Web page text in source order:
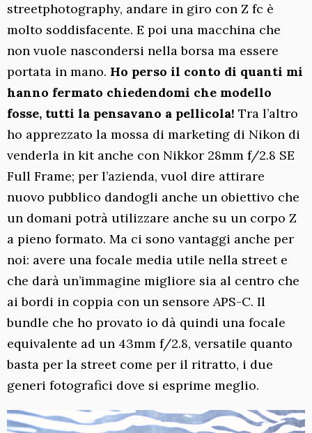
streetphotography, andare in giro con Z fc è
molto soddisfacente. E poi una macchina che
non vuole nascondersi nella borsa ma essere
portata in mano. Ho perso il conto di quanti mi
hanno fermato chiedendomi che modello
fosse, tutti la pensavano a pellicola! Tra l’altro
ho apprezzato la mossa di marketing di Nikon di
venderla in kit anche con Nikkor 28mm f/2.8 SE
Full Frame; per l’azienda, vuol dire attirare
nuovo pubblico dandogli anche un obiettivo che
un domani potrà utilizzare anche su un corpo Z
a pieno formato. Ma ci sono vantaggi anche per
noi: avere una focale media utile nella street e
che darà un’immagine migliore sia al centro che
ai bordi in coppia con un sensore APS-C. Il
bundle che ho provato io dà quindi una focale
equivalente ad un 43mm f/2.8, versatile quanto
basta per la street come per il ritratto, i due
generi fotografici dove si esprime meglio.